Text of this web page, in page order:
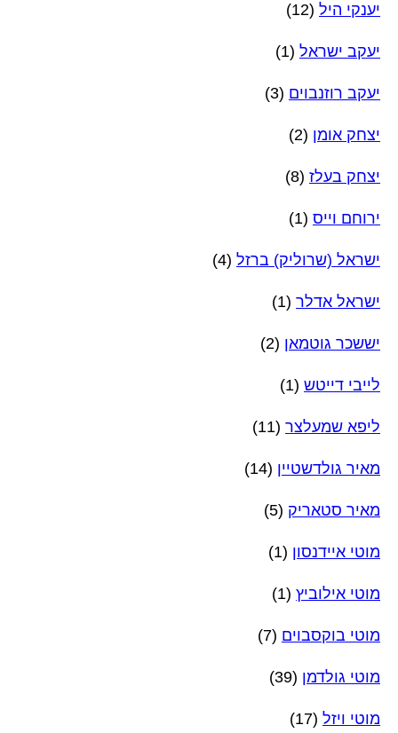
יענקי היל (12)
יעקב ישראל (1)
יעקב רוזנבוים (3)
יצחק אומן (2)
יצחק בעלז (8)
ירוחם וייס (1)
ישראל (שרוליק) ברזל (4)
ישראל אדלר (1)
יששכר גוטמאן (2)
לייבי דייטש (1)
ליפא שמעלצר (11)
מאיר גולדשטיין (14)
מאיר סטאריק (5)
מוטי איידנסון (1)
מוטי אילוביץ (1)
מוטי בוקסבוים (7)
מוטי גולדמן (39)
מוטי ויזל (17)